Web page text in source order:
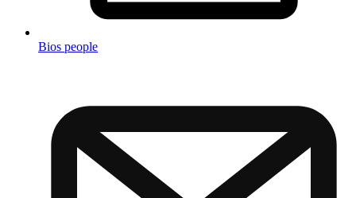
Bios people